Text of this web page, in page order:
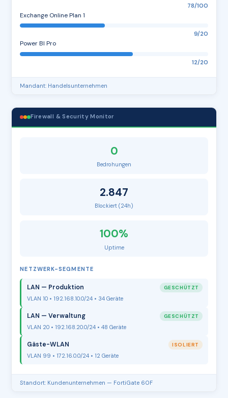
78/100
Exchange Online Plan 1
9/20
Power BI Pro
12/20
Mandant: Handelsunternehmen
Firewall & Security Monitor
0
Bedrohungen
2.847
Blockiert (24h)
100%
Uptime
NETZWERK-SEGMENTE
LAN — Produktion GESCHÜTZT
VLAN 10 • 192.168.10.0/24 • 34 Geräte
LAN — Verwaltung GESCHÜTZT
VLAN 20 • 192.168.20.0/24 • 48 Geräte
Gäste-WLAN ISOLIERT
VLAN 99 • 172.16.0.0/24 • 12 Geräte
Standort: Kundenunternehmen — FortiGate 60F